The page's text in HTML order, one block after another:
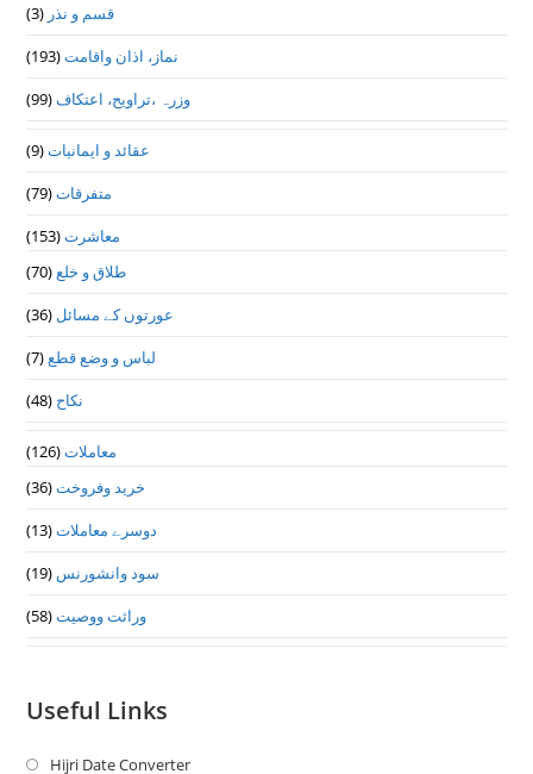
قسم و نذر (3)
نماز، اذان واقامت(193)
وزرہ ،تراويح، اعتكاف(99)
عقائد و ایمانیات(9)
متفرقات(79)
معاشرت(153)
طلاق و خلع(70)
عورتوں کے مسائل (36)
لباس و وضع قطع(7)
نکاح (48)
معاملات(126)
خرید وفروخت(36)
دوسرے معاملات(13)
سود وانشورنس (19)
وراثت ووصيت(58)
Useful Links
Hijri Date ConverterOpens